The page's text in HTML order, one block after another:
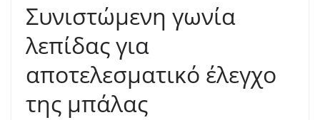
Συνιστώμενη γωνία
λεπίδας για
αποτελεσματικό έλεγχο
της μπάλας